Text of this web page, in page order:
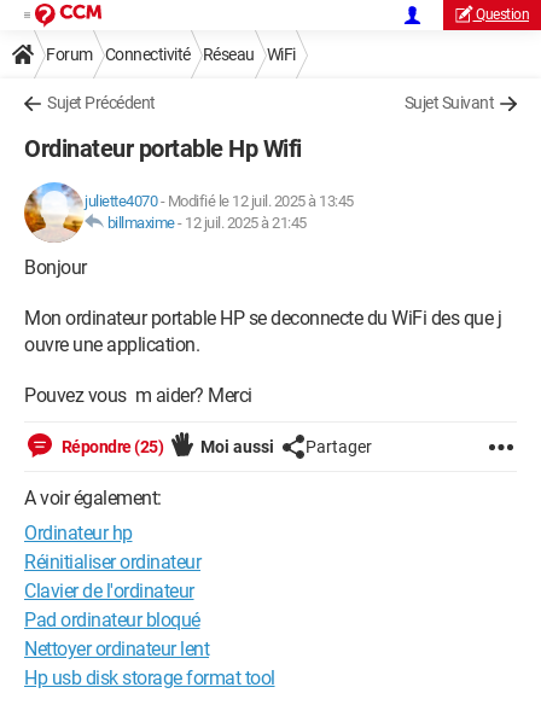
Question
Forum Connectivité Réseau WiFi
Sujet Précédent Sujet Suivant
Ordinateur portable Hp Wifi
juliette4070- Modifié le 12 juil. 2025 à 13:45
billmaxime- 12 juil. 2025 à 21:45
Bonjour
Mon ordinateur portable HP se deconnecte du WiFi des que j
ouvre une application.
Pouvez vous m aider? Merci
Répondre (25) Moi aussi Partager
A voir également:
Ordinateur hp
Réinitialiser ordinateur
Clavier de l'ordinateur
Pad ordinateur bloqué
Nettoyer ordinateur lent
Hp usb disk storage format tool